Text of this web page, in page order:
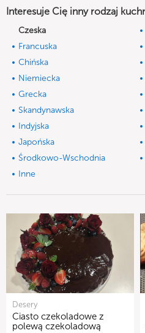
Interesuje Cię inny rodzaj
Czeska
Francuska
Chińska
Niemiecka
Grecka
Skandynawska
Indyjska
Japońska
Środkowo-Wschodnia
Inne
Desery
Ciasto czekoladowe z
polewą czekoladową